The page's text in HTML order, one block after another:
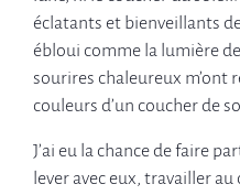
éclatants et bienveillants
ébloui comme la lumière
sourires chaleureux m’ont
couleurs d’un coucher de
J’ai eu la chance de faire
lever avec eux, travailler